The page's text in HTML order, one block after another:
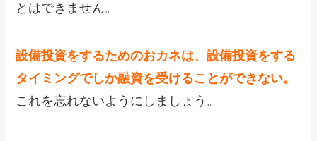
とはできません。
設備投資をするためのおカネは、設備投資をする
タイミングでしか融資を受けることができない。
これを忘れないようにしましょう。